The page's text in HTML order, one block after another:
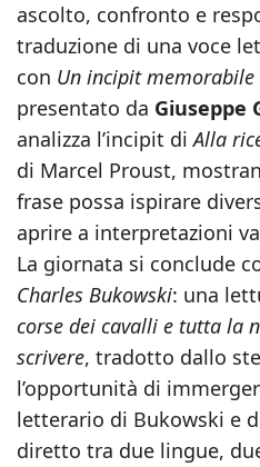
ascolto, confronto e
traduzione di una voce
con Un incipit
presentato da Giuseppe
analizza l’incipit diAlla
di Marcel Proust,
frase possa ispirare
aprire a interpretazioni
La giornata si conclude
Charles Bukowski: una
corse dei cavalli e tutta la
scrivere, tradotto dallo
l’opportunità di
letterario di Bukowski e
diretto tra due lingue,